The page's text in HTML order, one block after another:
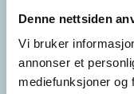
Denne nettsiden
Vi bruker
annonser et
mediefunksjoner og